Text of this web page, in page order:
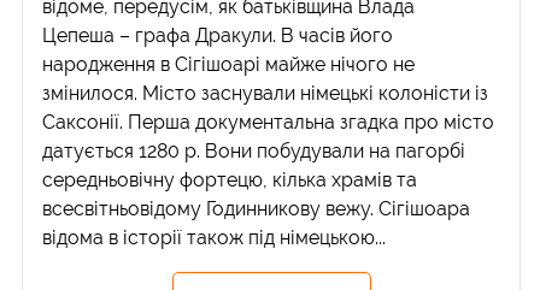
відоме, передусім, як батьківщина Влада
Цепеша – графа Дракули. В часів його
народження в Сігішоарі майже нічого не
змінилося. Місто заснували німецькі колоністи із
Саксонії. Перша документальна згадка про місто
датується 1280 р. Вони побудували на пагорбі
середньовічну фортецю, кілька храмів та
всесвітньовідому Годинникову вежу. Сігішоара
відома в історії також під німецькою...